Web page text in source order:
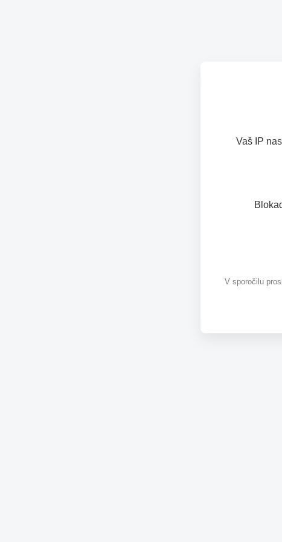
Vaš IP
V sporočilu